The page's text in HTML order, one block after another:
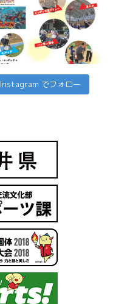
Instagram でフォロー